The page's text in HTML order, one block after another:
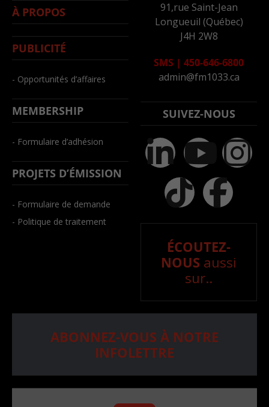
À PROPOS
PUBLICITÉ
- Opportunités d’affaires
MEMBERSHIP
- Formulaire d’adhésion
PROJETS D’ÉMISSION
- Formulaire de demande
- Politique de traitement
91,rue Saint-Jean
Longueuil (Québec)
J4H 2W8
SMS | 450-646-6800
admin@fm1033.ca
SUIVEZ-NOUS
ÉCOUTEZ-
NOUS aussi
sur..
ABONNEZ-VOUS À NOTRE
INFOLETTRE